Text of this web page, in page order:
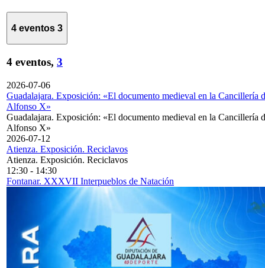
4 eventos 3
4 eventos, 3
2026-07-06
Guadalajara. Exposición: «El documento medieval en la Cancillería
Alfonso X»
Guadalajara. Exposición: «El documento medieval en la Cancillería
Alfonso X»
2026-07-12
Atienza. Exposición. Reciclavos
Atienza. Exposición. Reciclavos
12:30 - 14:30
Fontanar. XXXVII Interpueblos de Natación